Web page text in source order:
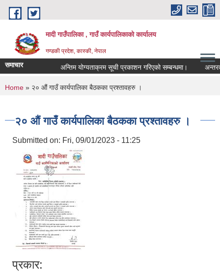
Skip to main content
मादी गाउँपालिका , गाउँ कार्यपालिकाको कार्यालय
गण्डकी प्रदेश, कास्की, नेपाल
समाचार अन्तिम योग्यताक्रम सूची प्रकाशन गरिएको सम्बन्धमा। अन्तरवार्ता
You are here
Home » २० ‌औं गाउँ कार्यपालिका बैठकका प्रश्तावहरु ।
२० ‌औं गाउँ कार्यपालिका बैठकका प्रश्तावहरु ।
Submitted on: Fri, 09/01/2023 - 11:25
प्रकार: